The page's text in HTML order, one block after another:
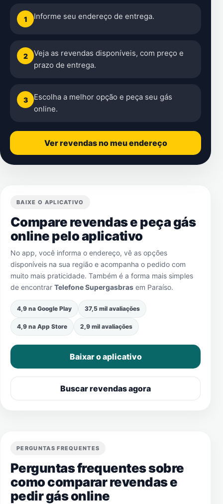
1 Informe seu endereço de entrega.
2
Veja as revendas disponíveis, com preço e
prazo de entrega.
3
Escolha a melhor opção e peça seu gás
online.
Ver revendas no meu endereço
BAIXE O APLICATIVO
Compare revendas e peça gás
online pelo aplicativo
No app, você informa o endereço, vê as opções
disponíveis na sua região e acompanha o pedido com
muito mais praticidade. Também é a forma mais simples
de encontrar Telefone Supergasbras em Paraíso.
4,9 na Google Play 37,5 mil avaliações
4,9 na App Store 2,9 mil avaliações
Baixar o aplicativo
Buscar revendas agora
PERGUNTAS FREQUENTES
Perguntas frequentes sobre
como comparar revendas e
pedir gás online